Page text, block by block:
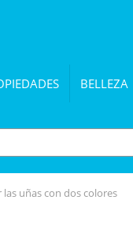
BELLEZA
uñas con dos colores